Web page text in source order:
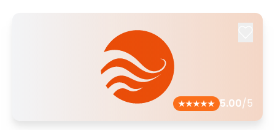
5.00/5